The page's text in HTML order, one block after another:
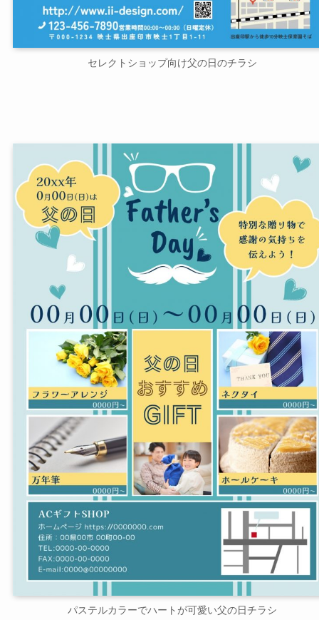
セレクトショップ向け父の日のチラシ
パステルカラーでハートが可愛い父の日チラシ